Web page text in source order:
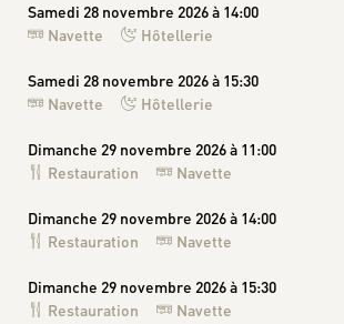
Samedi 28 novembre 2026 à 14:00
Navette
Hôtellerie
Samedi 28 novembre 2026 à 15:30
Navette
Hôtellerie
Dimanche 29 novembre 2026 à 11:00
Restauration
Navette
Dimanche 29 novembre 2026 à 14:00
Restauration
Navette
Dimanche 29 novembre 2026 à 15:30
Restauration
Navette